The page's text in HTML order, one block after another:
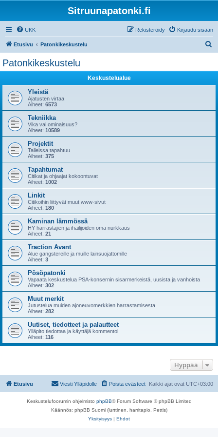
Sitruunapatonki.fi
UKK Kirjaudu sisään
Rekisteröidy
Etusivu Patonkikeskustelu
Patonkikeskustelu
Keskustelualue
Yleistä
Ajatusten virtaa
Aiheet: 6573
Tekniikka
Vika vai ominaisuus?
Aiheet: 10589
Projektit
Talleissa tapahtuu
Aiheet: 375
Tapahtumat
Citikat ja ohjaajat kokoontuvat
Aiheet: 1002
Linkit
Citikoihin liittyvät muut www-sivut
Aiheet: 180
Kaminan lämmössä
HY-harrastajien ja ihailijoiden oma nurkkaus
Aiheet: 21
Traction Avant
Alue gangstereille ja muille lainsuojattomille
Aiheet: 3
Pösöpatonki
Vapaata keskustelua PSA-konsernin sisarmerkeistä, uusista ja vanhoista
Aiheet: 302
Muut merkit
Jutustelua muiden ajoneuvomerkkien harrastamisesta
Aiheet: 282
Uutiset, tiedotteet ja palautteet
Ylläpito tiedottaa ja käyttäjä kommentoi
Aiheet: 116
Hyppää
Etusivu Kaikki ajat ovat UTC+03:00
Poista evästeet
Viesti Ylläpidolle
Keskustelufoorumin ohjelmisto phpBB® Forum Software © phpBB Limited
Käännös: phpBB Suomi (lurttinen, harritapio, Pettis)
Yksityisyys | Ehdot